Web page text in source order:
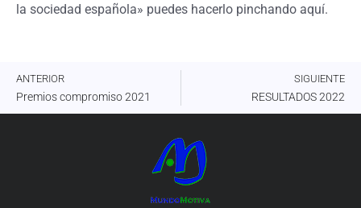
la sociedad española» puedes hacerlo pinchando aquí.
ANTERIOR
Premios compromiso 2021
SIGUIENTE
RESULTADOS 2022